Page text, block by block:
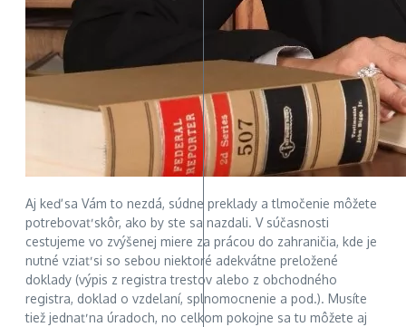
Aj keď sa Vám to nezdá, súdne preklady a tlmočenie môžete
potrebovať skôr, ako by ste sa nazdali. V súčasnosti
cestujeme vo zvýšenej miere za prácou do zahraničia, kde je
nutné vziať si so sebou niektoré adekvátne preložené
doklady (výpis z registra trestov alebo z obchodného
registra, doklad o vzdelaní, splnomocnenie a pod.). Musíte
tiež jednať na úradoch, no celkom pokojne sa tu môžete aj